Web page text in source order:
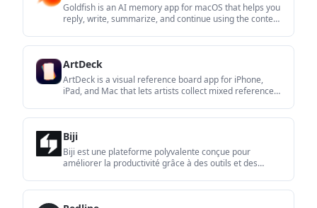
Goldfish is an AI memory app for macOS that helps you
reply, write, summarize, and continue using the context
ArtDeck
ArtDeck is a visual reference board app for iPhone,
iPad, and Mac that lets artists collect mixed reference
required.
Biji
Biji est une plateforme polyvalente conçue pour
améliorer la productivité grâce à des outils et des